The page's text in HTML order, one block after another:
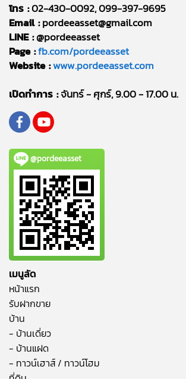
โทร :02-430-0092, 099-397-9695
Email :pordeeasset@gmail.com
LINE :@pordeeasset
Page :fb.com/pordeeasset
Website :www.pordeeasset.com
เปิดทำการ :จันทร์ - ศุกร์, 9.00 - 17.00 น.
@pordeeasset
เมนูลัด
หน้าแรก
รับฝากขาย
บ้าน
- บ้านเดี่ยว
- บ้านแฝด
- ทาวน์เฮาส์ / ทาวน์โฮม